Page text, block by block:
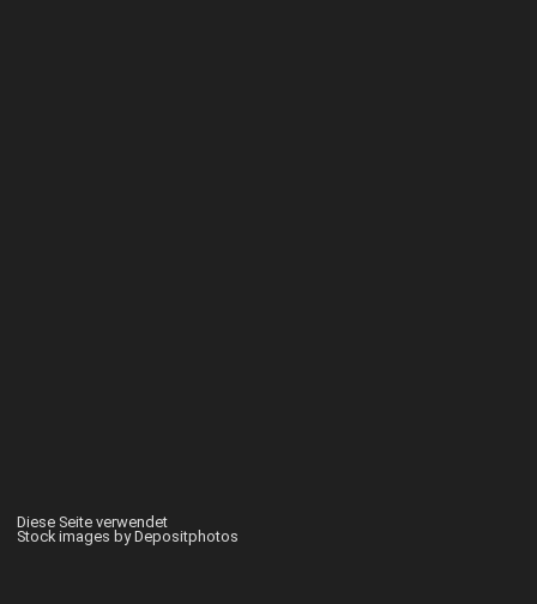
Diese Seite verwendet
Stock images by Depositphotos